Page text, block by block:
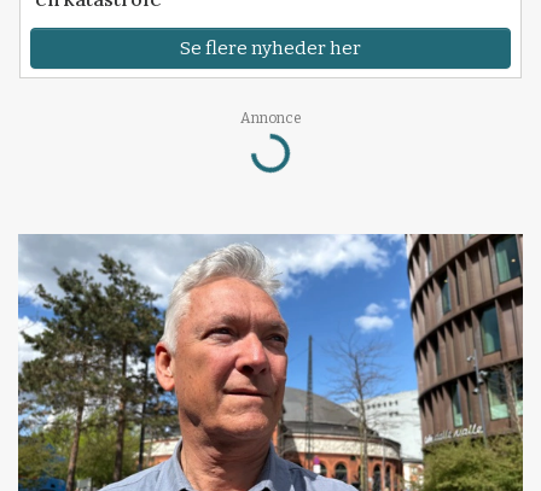
Se flere nyheder her
Annonce
Loading...